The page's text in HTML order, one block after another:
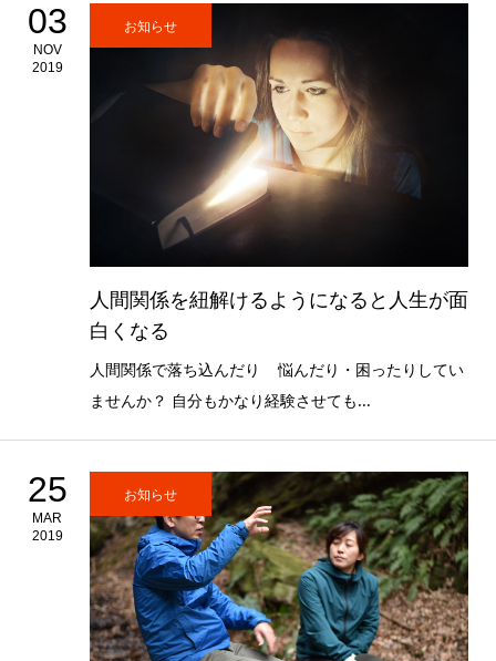
03
NOV
2019
お知らせ
人間関係を紐解けるようになると人生が面
白くなる
人間関係で落ち込んだり 悩んだり・困ったりしてい
ませんか？ 自分もかなり経験させても...
25
MAR
2019
お知らせ